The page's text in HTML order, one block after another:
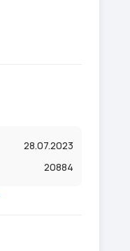
28.07.2023
20884